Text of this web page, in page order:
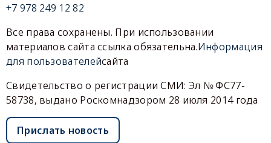
+7 978 249 12 82
Все права сохранены. При использовании
материалов сайта ссылка обязательна.Информация
для пользователейсайта
Свидетельство о регистрации СМИ: Эл № ФС77-
58738, выдано Роскомнадзором 28 июля 2014 года
Прислать новость